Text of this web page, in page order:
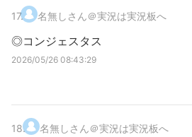
17. 名無しさん＠実況は実況板へ
◎コンジェスタス
2026/05/26 08:43:29
18. 名無しさん＠実況は実況板へ